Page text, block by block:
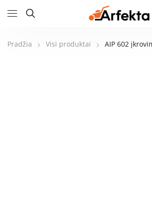
Pradžia Visi produktai AIP 602